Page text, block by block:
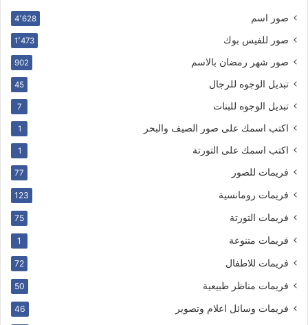
صور اسم 4٬628
صور للفيس بوك 1٬473
صور شهر رمضان بالاسم 902
تبديل الوجوه للرجال 45
تبديل الوجوه للبنات 7
اكتب اسمك على صور الصيف والبحر 1
اكتب اسمك على التورتة 1
فريمات للصور 77
فريمات رومانسية 123
فريمات التورتة 75
فريمات متنوعة 1
فريمات للاطفال 72
فريمات مناظر طبيعية 50
فريمات وسائل اعلام وتصوير 46